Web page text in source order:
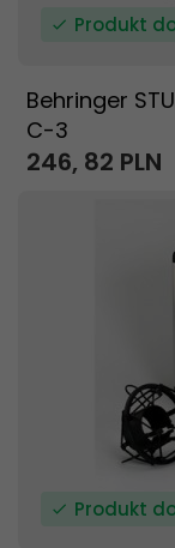
Produkt
Behringer
C-3
246, 82 PLN
Produkt